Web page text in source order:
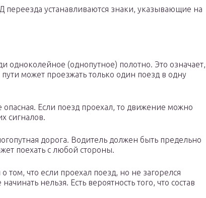
переезда устанавливаются знаки, указывающие на
одноколейное (однопутное) полотно. Это означает,
может проезжать только один поезд в одну
Если поезд проехал, то движение можно
сигналов.
дорога. Водитель должен быть предельно
поехать с любой стороны.
том, что если проехал поезд, но не загорелся
нельзя. Есть вероятность того, что состав